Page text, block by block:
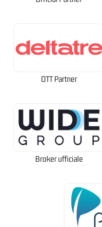
OTT Partner
Broker ufficiale